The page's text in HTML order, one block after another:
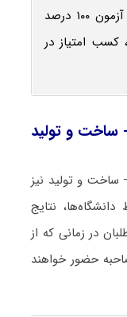
پذیرش نهایی داوطلبان دکتری بدون آزمون ۱۰۰ درصد
کسب امتیاز در
و تولید
و تولید نیز
نتایج
در زمانی که از
حضور خواهند